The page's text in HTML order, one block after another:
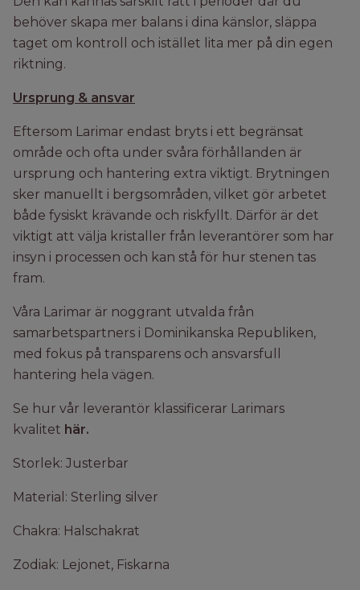
behöver skapa mer balans i dina känslor, släppa
taget om kontroll och istället lita mer på din egen
riktning.
Ursprung & ansvar
Eftersom Larimar endast bryts i ett begränsat
område och ofta under svåra förhållanden är
ursprung och hantering extra viktigt. Brytningen
sker manuellt i bergsområden, vilket gör arbetet
både fysiskt krävande och riskfyllt. Därför är det
viktigt att välja kristaller från leverantörer som har
insyn i processen och kan stå för hur stenen tas
fram.
Våra Larimar är noggrant utvalda från
samarbetspartners i Dominikanska Republiken,
med fokus på transparens och ansvarsfull
hantering hela vägen.
Se hur vår leverantör klassificerar Larimars
kvalitet här.
Storlek: Justerbar
Material: Sterling silver
Chakra: Halschakrat
Zodiak: Lejonet, Fiskarna